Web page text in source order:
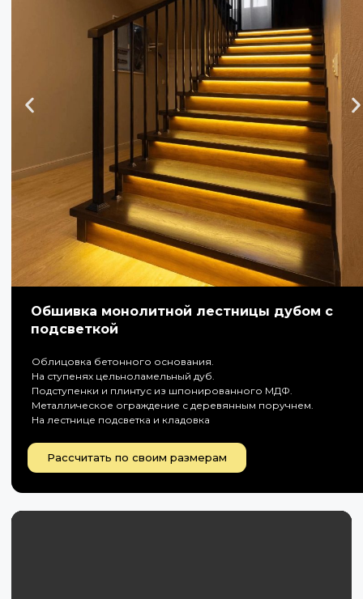
Обшивка монолитной лестницы дубом с
подсветкой
Облицовка бетонного основания.
На ступенях цельноламельный дуб.
Подступенки и плинтус из шпонированного МДФ.
Металлическое ограждение с деревянным поручнем.
На лестнице подсветка и кладовка
Рассчитать по своим размерам